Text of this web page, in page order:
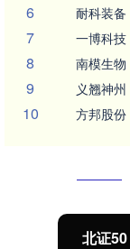
6 耐科装备
7 一博科技
8 南模生物
9 义翘神州
10 方邦股份
北证50